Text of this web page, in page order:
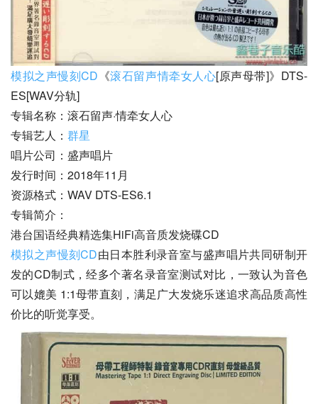
模拟之声慢刻CD 《滚石留声情牵女人心[原声母带]》DTS-
ES[WAV分轨]
专辑名称：滚石留声·情牵女人心
专辑艺人： 群星
唱片公司：盛声唱片
发行时间：2018年11月
资源格式：WAV DTS-ES6.1
专辑简介：
港台国语经典精选集HiFi高音质发烧碟CD
模拟之声慢刻CD由日本胜利录音室与盛声唱片共同研制开
发的CD制式，经多个著名录音室测试对比，一致认为音色
可以媲美 1:1母带直刻，满足广大发烧乐迷追求高品质高性
价比的听觉享受。